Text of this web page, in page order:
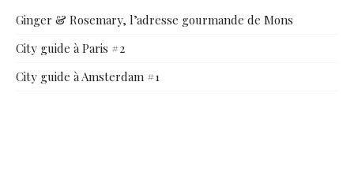
Ginger & Rosemary, l’adresse gourmande de Mons
City guide à Paris #2
City guide à Amsterdam #1